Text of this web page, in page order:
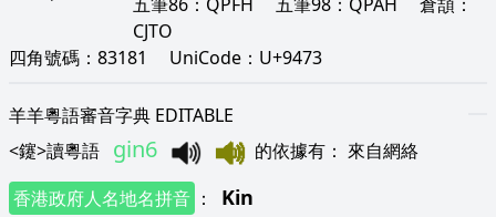
CJTO
四角號碼： 83181 UniCode： U+9473
羊羊粵語審音字典 EDITABLE
<鑳>讀粵語 gin6 的依據有 ： 來自網絡
香港政府人名地名拼音 ： Kin